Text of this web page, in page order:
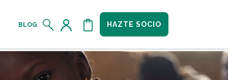
BLOG HAZTE SOCIO